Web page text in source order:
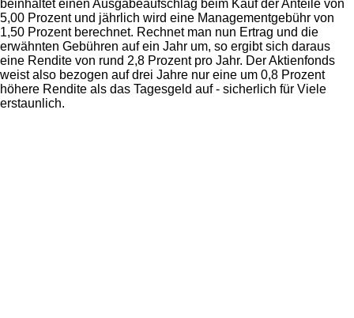
beinhaltet einen Ausgabeaufschlag beim Kauf der Anteile von
5,00 Prozent und jährlich wird eine Managementgebühr von
1,50 Prozent berechnet. Rechnet man nun Ertrag und die
erwähnten Gebühren auf ein Jahr um, so ergibt sich daraus
eine Rendite von rund 2,8 Prozent pro Jahr. Der Aktienfonds
weist also bezogen auf drei Jahre nur eine um 0,8 Prozent
höhere Rendite als das Tagesgeld auf - sicherlich für Viele
erstaunlich.